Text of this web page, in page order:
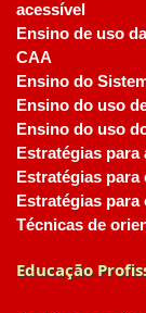
acessível
Ensino de uso
CAA
Ensino do
Ensino do uso
Ensino do uso
Estratégias
Estratégias
Estratégias
Técnicas de
Educação